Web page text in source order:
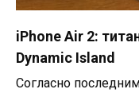
iPhone Air 2:
Dynamic Island
Согласно